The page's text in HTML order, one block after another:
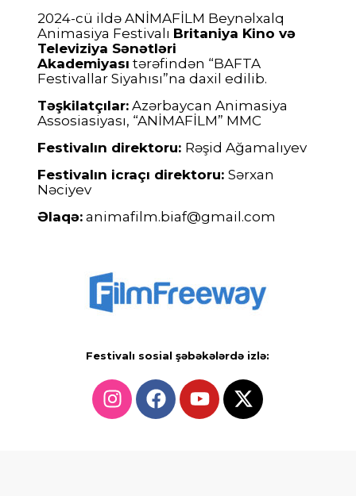
2024-cü ildə ANİMAFİLM Beynəlxalq
Animasiya Festivalı Britaniya Kino və
Televiziya Sənətləri
Akademiyası tərəfindən “BAFTA
Festivallar Siyahısı”na daxil edilib.
Təşkilatçılar:Azərbaycan Animasiya
Assosiasiyası, “ANİMAFİLM” MMC
Festivalın direktoru: Rəşid Ağamalıyev
Festivalın icraçı direktoru: Sərxan
Nəciyev
Əlaqə:animafilm.biaf@gmail.com
Festivalı sosial şəbəkələrdə izlə: